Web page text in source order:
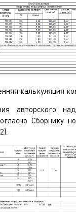
калькуляция
авторского
Сборнику